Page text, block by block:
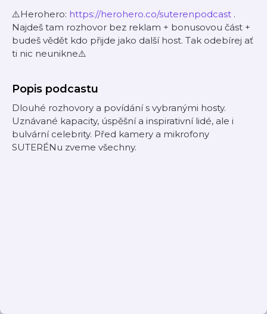
⚠️Herohero: https://herohero.co/suterenpodcast .
Najdeš tam rozhovor bez reklam + bonusovou část +
budeš vědět kdo přijde jako další host. Tak odebírej ať
ti nic neunikne⚠️
Popis podcastu
Dlouhé rozhovory a povídání s vybranými hosty.
Uznávané kapacity, úspěšní a inspirativní lidé, ale i
bulvární celebrity. Před kamery a mikrofony
SUTERÉNu zveme všechny.